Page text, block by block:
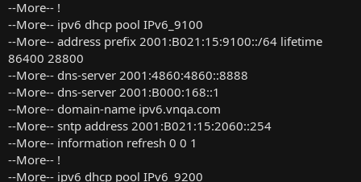
--More-- !
--More-- ipv6 dhcp pool IPv6_9100
--More-- address prefix 2001:B021:15:9100::/64 lifetime
86400 28800
--More-- dns-server 2001:4860:4860::8888
--More-- dns-server 2001:B000:168::1
--More-- domain-name ipv6.vnqa.com
--More-- sntp address 2001:B021:15:2060::254
--More-- information refresh 0 0 1
--More-- !
--More-- ipv6 dhcp pool IPv6_9200